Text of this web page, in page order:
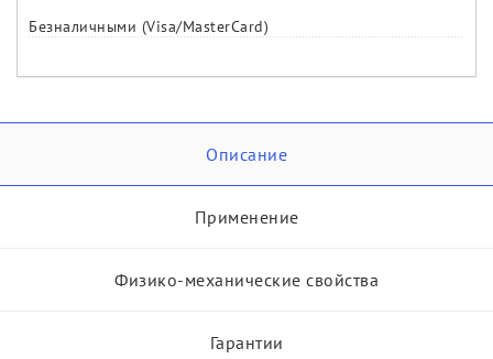
Безналичными (Visa/MasterCard)
Описание
Применение
Физико-механические свойства
Гарантии